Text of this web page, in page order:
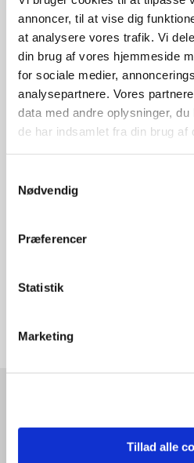
annoncer, til at vise dig
at analysere vores trafik. Vi
din brug af vores hjemmeside
for sociale medier,
analysepartnere. Vores
data med andre oplysninger,
de har indsamlet fra din brug af
Nødvendig
Præferencer
Statistik
Marketing
Tillad alle
Resultater Jylland (over 4 i
Resultater Sjælland (over 4 i
Træf
Vædderkataloget 2010
Årets Pelsvædder
Resultat af vædderauktion